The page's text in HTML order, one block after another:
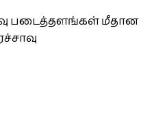
படைத்தளங்கள் மீதான